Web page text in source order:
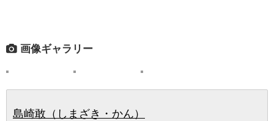
画像ギャラリー
島崎敢（しまざき・かん）